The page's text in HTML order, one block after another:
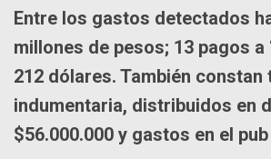
Entre los gastos detectados
millones de pesos; 13 pagos
212 dólares. También
indumentaria, distribuidos en
$56.000.000 y gastos en el